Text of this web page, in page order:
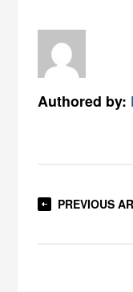
Authored by:
PREVIOUS